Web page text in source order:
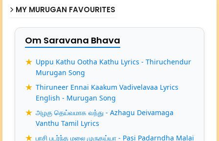
MY MURUGAN FAVOURITES
Om Saravana Bhava
Uppu Kathu Ootha Kathu Lyrics - Thiruchendur
Murugan Song
Thiruneer Ennai Kaakum Vadivelavaa Lyrics
English - Murugan Song
அழகு தெய்வமாக வந்து - Azhagu Deivamaga
Vanthu Tamil Lyrics
பாசி படர்ந்த மலை முருகய்யா - Pasi Padarndha Malai